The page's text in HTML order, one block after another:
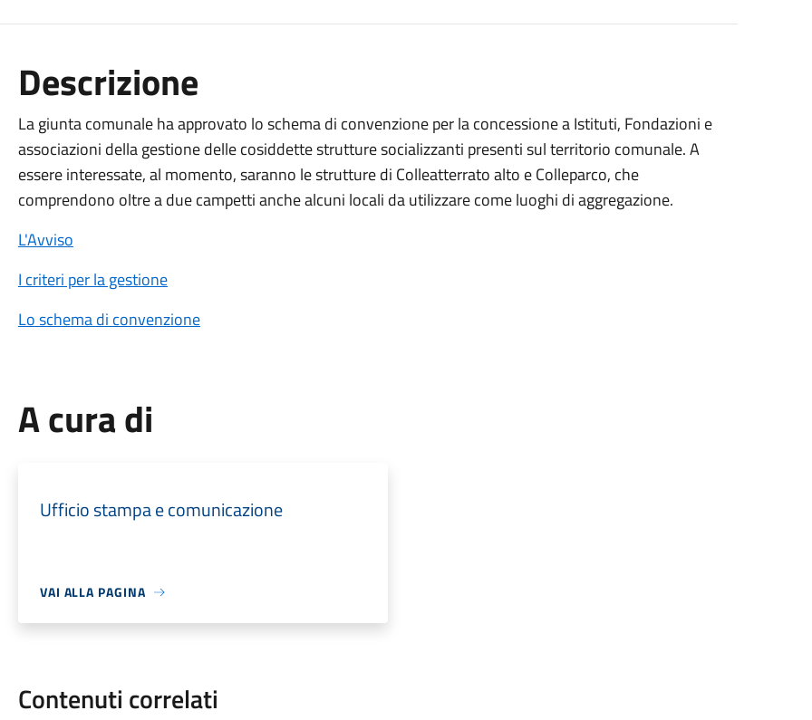
Descrizione
La giunta comunale ha approvato lo schema di convenzione per la concessione a Istituti, Fondazioni e
associazioni della gestione delle cosiddette strutture socializzanti presenti sul territorio comunale. A
essere interessate, al momento, saranno le strutture di Colleatterrato alto e Colleparco, che
comprendono oltre a due campetti anche alcuni locali da utilizzare come luoghi di aggregazione.
L'Avviso
I criteri per la gestione
Lo schema di convenzione
A cura di
Ufficio stampa e comunicazione
VAI ALLA PAGINA
Contenuti correlati